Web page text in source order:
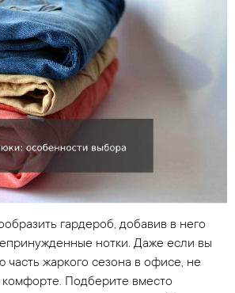
гардероб, добавив в него
нотки. Даже если вы
жаркого сезона в офисе, не
комфорте. Подберите вместо